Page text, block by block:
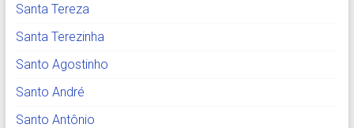
Santa Tereza
Santa Terezinha
Santo Agostinho
Santo André
Santo Antônio